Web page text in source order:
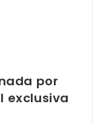
por
exclusiva